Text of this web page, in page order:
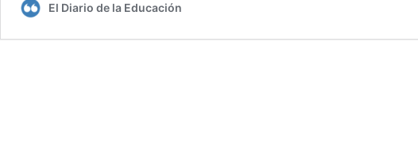
El Diario de la Educación